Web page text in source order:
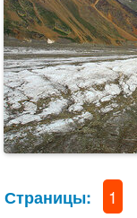
Страницы: 1